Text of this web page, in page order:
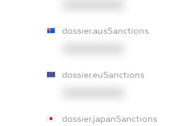
dossier.ausSanctions
dossier.euSanctions
dossier.japanSanctions